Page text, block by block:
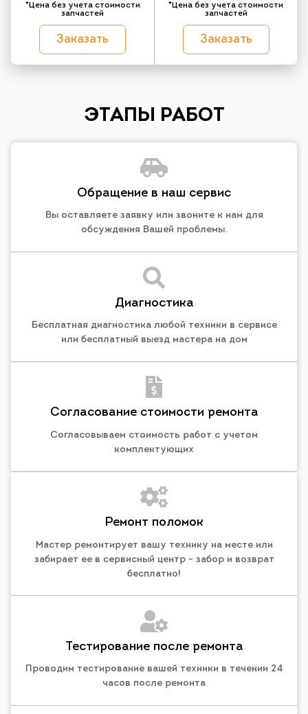
*Цена без учета стоимости
запчастей
Заказать
*Цена без учета стоимости
запчастей
Заказать
ЭТАПЫ РАБОТ
Обращение в наш сервис
Вы оставляете заявку или звоните к нам для
обсуждения Вашей проблемы.
Диагностика
Бесплатная диагностика любой техники в сервисе
или бесплатный выезд мастера на дом
Согласование стоимости ремонта
Согласовываем стоимость работ с учетом
комплектующих
Ремонт поломок
Мастер ремонтирует вашу технику на месте или
забирает ее в сервисный центр - забор и возврат
бесплатно!
Тестирование после ремонта
Проводим тестирование вашей техники в течении 24
часов после ремонта